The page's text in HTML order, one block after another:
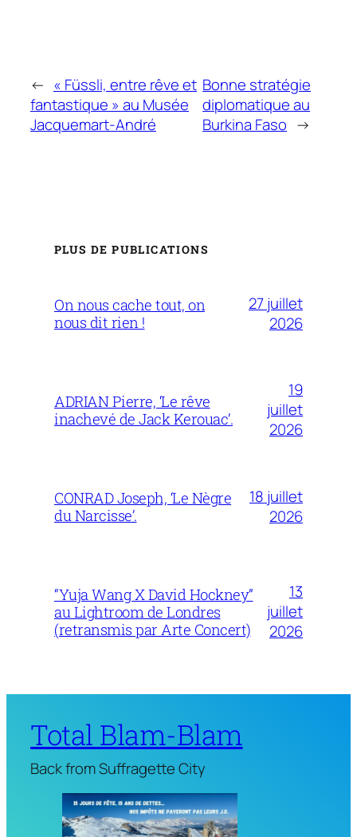
← « Füssli, entre rêve et
fantastique » au Musée
Jacquemart-André
Bonne stratégie
diplomatique au
Burkina Faso →
PLUS DE PUBLICATIONS
On nous cache tout, on
nous dit rien !
27 juillet
2026
ADRIAN Pierre, ‘Le rêve
inachevé de Jack Kerouac’.
19
juillet
2026
CONRAD Joseph, ‘Le Nègre
du Narcisse’.
18 juillet
2026
“Yuja Wang X David Hockney”
au Lightroom de Londres
(retransmis par Arte Concert)
13
juillet
2026
Total Blam-Blam
Back from Suffragette City